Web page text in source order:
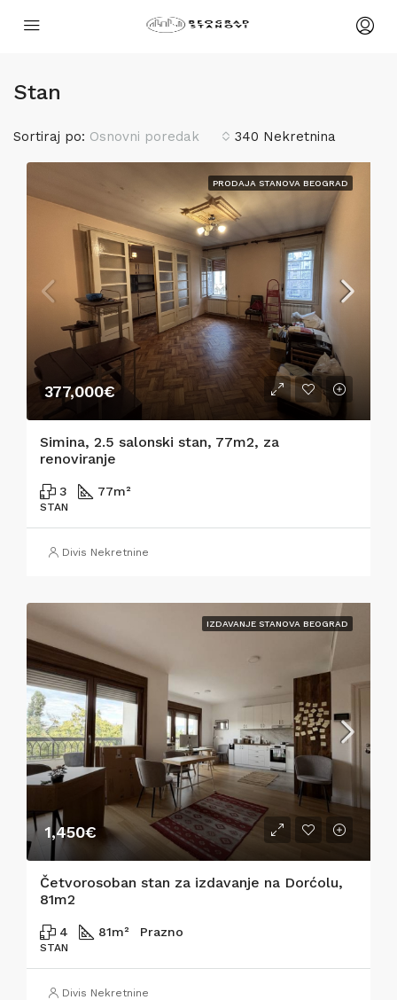
Stan
340 Nekretnina
Sortiraj po: Osnovni poredak
PRODAJA STANOVA BEOGRAD
377,000€
Simina, 2.5 salonski stan, 77m2, za
renoviranje
3 77m²
STAN
Divis Nekretnine
IZDAVANJE STANOVA BEOGRAD
1,450€
Četvorosoban stan za izdavanje na Dorćolu,
81m2
4 81m² Prazno
STAN
Divis Nekretnine